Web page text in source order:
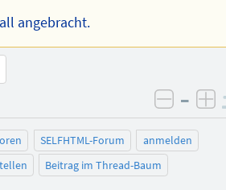
angebracht.
–
SELFHTML-Forum
anmelden
Beitrag im Thread-Baum